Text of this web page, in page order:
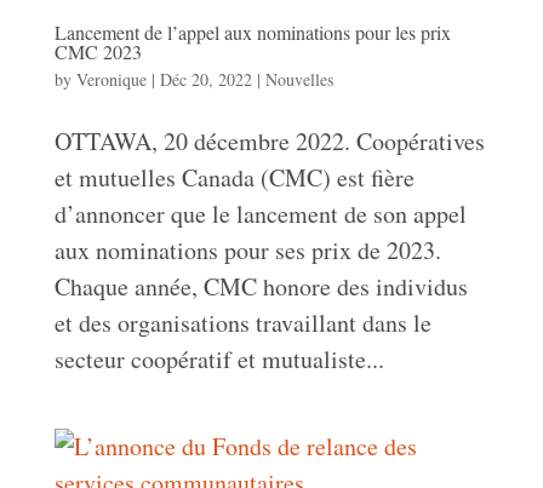
Lancement de l’appel aux nominations pour les prix
CMC 2023
by Veronique| Déc 20, 2022| Nouvelles
OTTAWA, 20 décembre 2022. Coopératives
et mutuelles Canada (CMC) est fière
d’annoncer que le lancement de son appel
aux nominations pour ses prix de 2023.
Chaque année, CMC honore des individus
et des organisations travaillant dans le
secteur coopératif et mutualiste...